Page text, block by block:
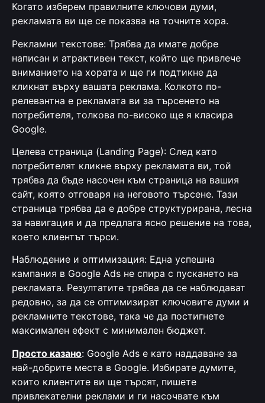
Когато изберем правилните ключови думи,
рекламата ви ще се показва на точните хора.
Рекламни текстове: Трябва да имате добре
написан и атрактивен текст, който ще привлече
вниманието на хората и ще ги подтикне да
кликнат върху вашата реклама. Колкото по-
релевантна е рекламата ви за търсенето на
потребителя, толкова по-високо ще я класира
Google.
Целева страница (Landing Page): След като
потребителят кликне върху рекламата ви, той
трябва да бъде насочен към страница на вашия
сайт, която отговаря на неговото търсене. Тази
страница трябва да е добре структурирана, лесна
за навигация и да предлага ясно решение на това,
което клиентът търси.
Наблюдение и оптимизация: Една успешна
кампания в Google Ads не спира с пускането на
рекламата. Резултатите трябва да се наблюдават
редовно, за да се оптимизират ключовите думи и
рекламните текстове, така че да постигнете
максимален ефект с минимален бюджет.
Просто казано: Google Ads е като наддаване за
най-добрите места в Google. Избирате думите,
които клиентите ви ще търсят, пишете
привлекателни реклами и ги насочвате към